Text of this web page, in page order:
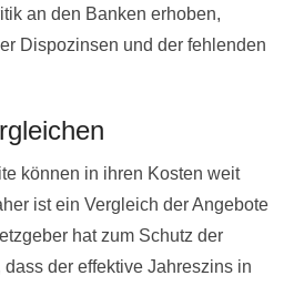
an den Banken erhoben,
Dispozinsen und der fehlenden
können in ihren Kosten weit
ist ein Vergleich der Angebote
hat zum Schutz der
der effektive Jahreszins in